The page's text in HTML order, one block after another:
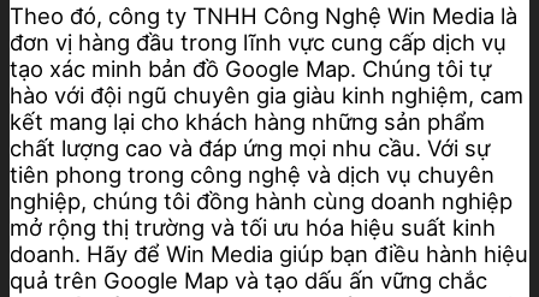
Theo đó, công ty TNHH Công Nghệ Win Media là
đơn vị hàng đầu trong lĩnh vực cung cấp dịch vụ
tạo xác minh bản đồ Google Map. Chúng tôi tự
hào với đội ngũ chuyên gia giàu kinh nghiệm, cam
kết mang lại cho khách hàng những sản phẩm
chất lượng cao và đáp ứng mọi nhu cầu. Với sự
tiên phong trong công nghệ và dịch vụ chuyên
nghiệp, chúng tôi đồng hành cùng doanh nghiệp
mở rộng thị trường và tối ưu hóa hiệu suất kinh
doanh. Hãy để Win Media giúp bạn điều hành hiệu
quả trên Google Map và tạo dấu ấn vững chắc